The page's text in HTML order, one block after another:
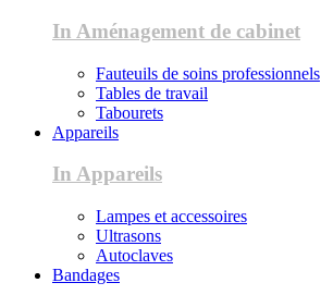
In Aménagement de cabinet
Fauteuils de soins professionnels
Tables de travail
Tabourets
Appareils
In Appareils
Lampes et accessoires
Ultrasons
Autoclaves
Bandages